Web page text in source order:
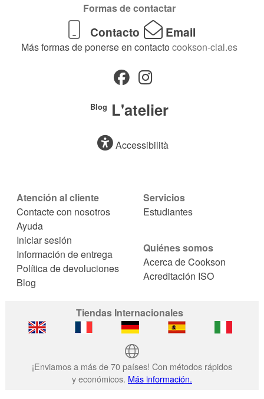
Formas de contactar
Contacto Email
Más formas de ponerse en contacto cookson-clal.es
Blog L'atelier
Accessibilità
Atención al cliente
Contacte con nosotros
Ayuda
Iniciar sesión
Información de entrega
Política de devoluciones
Blog
Servicios
Estudiantes
Quiénes somos
Acerca de Cookson
Acreditación ISO
Tiendas Internacionales
¡Enviamos a más de 70 países! Con métodos rápidos
y económicos. Más información.